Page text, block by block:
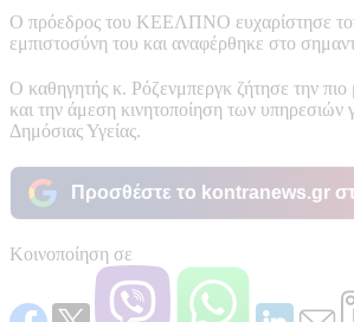
Ο πρόεδρος του ΚΕΕΛΠΝΟ ευχαρίστησε
εμπιστοσύνη του και αναφέρθηκε στο
Ο καθηγητής κ. Ρόζενμπεργκ ζήτησε την
και την άμεση κινητοποίηση των υπηρεσιών
Δημόσιας Υγείας.
Προσθέστε το kontranews.gr
Κοινοποίηση σε